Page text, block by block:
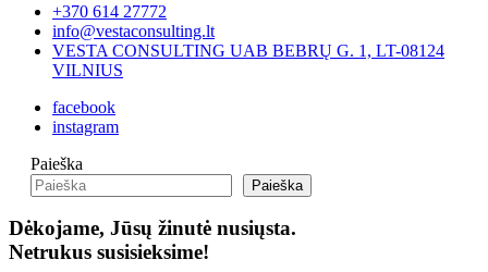
+370 614 27772
info@vestaconsulting.lt
VESTA CONSULTING UAB BEBRŲ G. 1, LT-08124
VILNIUS
facebook
instagram
Paieška
Paieška
Dėkojame, Jūsų žinutė nusiųsta.
Netrukus susisieksime!